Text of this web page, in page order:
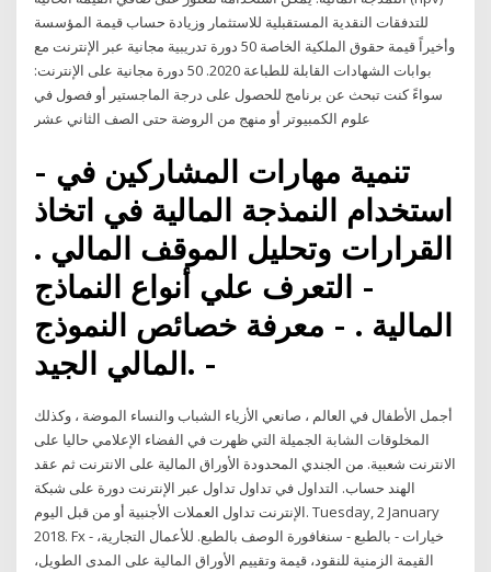
للتدفقات النقدية المستقبلية للاستثمار وزيادة حساب قيمة المؤسسة
وأخيراً قيمة حقوق الملكية الخاصة 50 دورة تدريبية مجانية عبر الإنترنت مع
بوابات الشهادات القابلة للطباعة 2020. 50 دورة مجانية على الإنترنت:
سواءً كنت تبحث عن برنامج للحصول على درجة الماجستير أو فصول في
علوم الكمبيوتر أو منهج من الروضة حتى الصف الثاني عشر
- تنمية مهارات المشاركين في
استخدام النمذجة المالية في اتخاذ
القرارات وتحليل الموقف المالي .
- التعرف علي أنواع النماذج
المالية . - معرفة خصائص النموذج
المالي الجيد. -
أجمل الأطفال في العالم ، صانعي الأزياء الشباب والنساء الموضة ، وكذلك
المخلوقات الشابة الجميلة التي ظهرت في الفضاء الإعلامي حاليا على
الانترنت شعبية. من الجندي المحدودة الأوراق المالية على الانترنت ثم عقد
الهند حساب. التداول في تداول تداول عبر الإنترنت دورة على شبكة
الإنترنت تداول العملات الأجنبية أو من قبل اليوم. Tuesday, 2 January
2018. Fx - خيارات - بالطبع - سنغافورة الوصف بالطبع. للأعمال التجارية،
القيمة الزمنية للنقود، قيمة وتقييم الأوراق المالية على المدى الطويل،